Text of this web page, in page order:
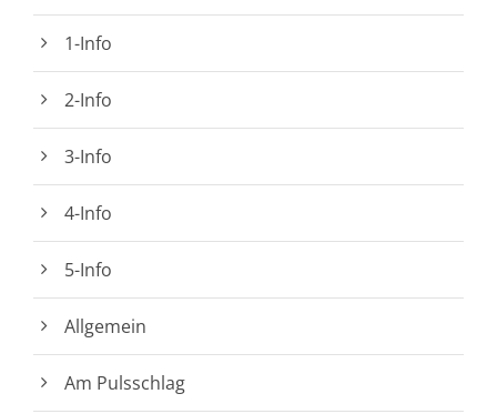
1-Info
2-Info
3-Info
4-Info
5-Info
Allgemein
Am Pulsschlag